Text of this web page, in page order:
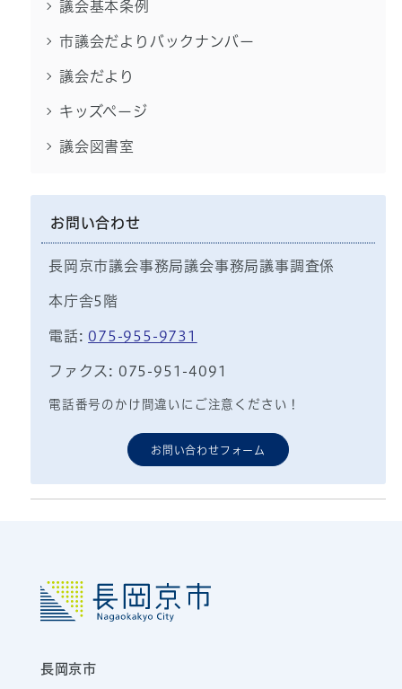
議会基本条例
市議会だよりバックナンバー
議会だより
キッズページ
議会図書室
お問い合わせ
長岡京市議会事務局議会事務局議事調査係
本庁舎5階
電話: 075-955-9731
ファクス: 075-951-4091
電話番号のかけ間違いにご注意ください！
お問い合わせフォーム
長岡京市